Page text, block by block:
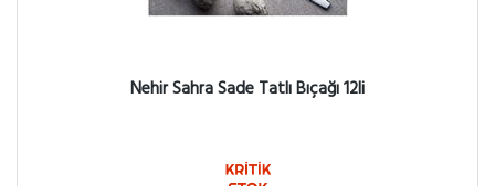
Nehir Sahra Sade Tatlı Bıçağı 12li